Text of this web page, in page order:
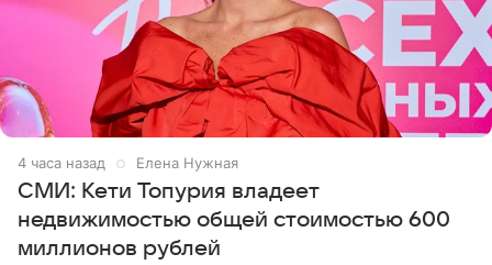
4 часа назад Елена Нужная
СМИ: Кети Топурия владеет
недвижимостью общей стоимостью 600
миллионов рублей